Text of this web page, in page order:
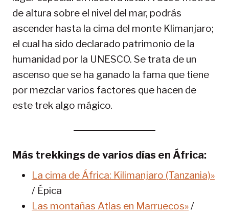
de altura sobre el nivel del mar, podrás
ascender hasta la cima del monte Klimanjaro;
el cual ha sido declarado patrimonio de la
humanidad por la UNESCO. Se trata de un
ascenso que se ha ganado la fama que tiene
por mezclar varios factores que hacen de
este trek algo mágico.
Más trekkings de varios días en África:
La cima de África: Kilimanjaro (Tanzania)»
/ Épica
Las montañas Atlas en Marruecos»/